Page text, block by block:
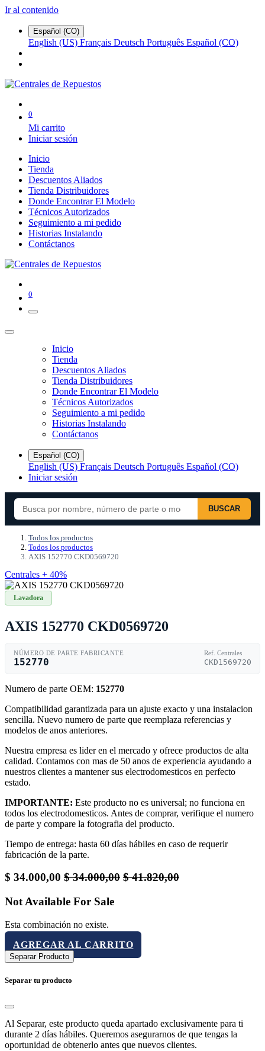
Ir al contenido
Español (CO)
English (US) Français Deutsch Português Español (CO)
0
Mi carrito
Iniciar sesión
Inicio
Tienda
Descuentos Aliados
Tienda Distribuidores
Donde Encontrar El Modelo
Técnicos Autorizados
Seguimiento a mi pedido
Historias Instalando
Contáctanos
0
Inicio
Tienda
Descuentos Aliados
Tienda Distribuidores
Donde Encontrar El Modelo
Técnicos Autorizados
Seguimiento a mi pedido
Historias Instalando
Contáctanos
Español (CO)
English (US) Français Deutsch Português Español (CO)
Iniciar sesión
BUSCAR
Todos los productos
Todos los productos
AXIS 152770 CKD0569720
Centrales + 40%
Lavadora
AXIS 152770 CKD0569720
NÚMERO DE PARTE FABRICANTE
152770
Ref. Centrales
CKD1569720
Numero de parte OEM: 152770
Compatibilidad garantizada para un ajuste exacto y una instalacion
sencilla. Nuevo numero de parte que reemplaza referencias y
modelos de anos anteriores.
Nuestra empresa es lider en el mercado y ofrece productos de alta
calidad. Contamos con mas de 50 anos de experiencia ayudando a
nuestros clientes a mantener sus electrodomesticos en perfecto
estado.
IMPORTANTE: Este producto no es universal; no funciona en
todos los electrodomesticos. Antes de comprar, verifique el numero
de parte y compare la fotografia del producto.
Tiempo de entrega: hasta 60 días hábiles en caso de requerir
fabricación de la parte.
$ 34.000,00 $34.000,00 $41.820,00
Not Available For Sale
Esta combinación no existe.
AGREGAR AL CARRITO
Separar Producto
Separar tu producto
Al Separar, este producto queda apartado exclusivamente para ti
durante 2 días hábiles. Queremos asegurarnos de que tengas la
oportunidad de obtenerlo antes que nuevos clientes.